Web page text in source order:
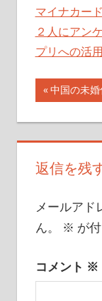
マイナカー
２人にアン
プリへの活
投
稿
ナ
ビ
ゲ
ー
シ
ョ
前
の
記
事:
中国の未婚
返信を残
メールアド
ん。
※ が
コメント ※